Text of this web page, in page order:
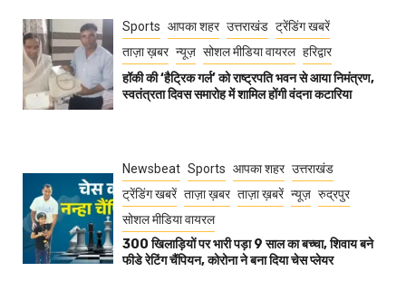
Sports आपका शहर उत्तराखंड ट्रेंडिंग खबरें
ताज़ा ख़बर न्यूज़ सोशल मीडिया वायरल हरिद्वार
हॉकी की ‘हैट्रिक गर्ल’ को राष्ट्रपति भवन से आया निमंत्रण,
स्वतंत्रता दिवस समारोह में शामिल होंगी वंदना कटारिया
Newsbeat Sports आपका शहर उत्तराखंड
ट्रेंडिंग खबरें ताज़ा ख़बर ताज़ा ख़बरें न्यूज़ रुद्रपुर
सोशल मीडिया वायरल
300 खिलाड़ियों पर भारी पड़ा 9 साल का बच्चा, शिवाय बने
फीडे रेटिंग चैंपियन, कोरोना ने बना दिया चेस प्लेयर